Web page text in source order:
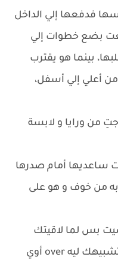
فدفعها إلي الداخل
بضع خطوات إلي
بينما هو يقترب
أعلي إلي أسفل،
من ورايا و لابسة
ساعديها أمام صدرها
به من خوف و هو على
بس لما لاقيتك
جمب الباب، و بالنسبة للـ dress تشبيهك ليه over أوي